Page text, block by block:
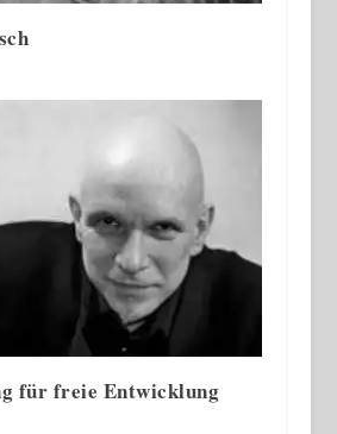
für freie Entwicklung